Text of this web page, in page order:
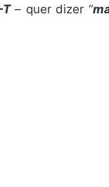
– quer dizer “